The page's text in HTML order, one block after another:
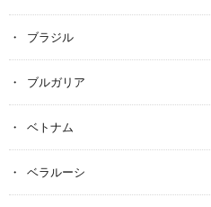
ブラジル
ブルガリア
ベトナム
ベラルーシ